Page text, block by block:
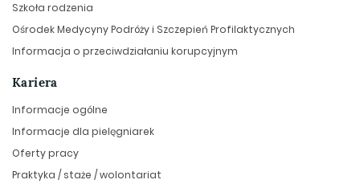
Szkoła rodzenia
Ośrodek Medycyny Podróży i Szczepień Profilaktycznych
Informacja o przeciwdziałaniu korupcyjnym
Kariera
Informacje ogólne
Informacje dla pielęgniarek
Oferty pracy
Praktyka / staże / wolontariat